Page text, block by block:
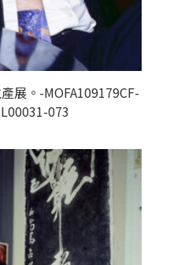
展。-MOFA109179CF-
073